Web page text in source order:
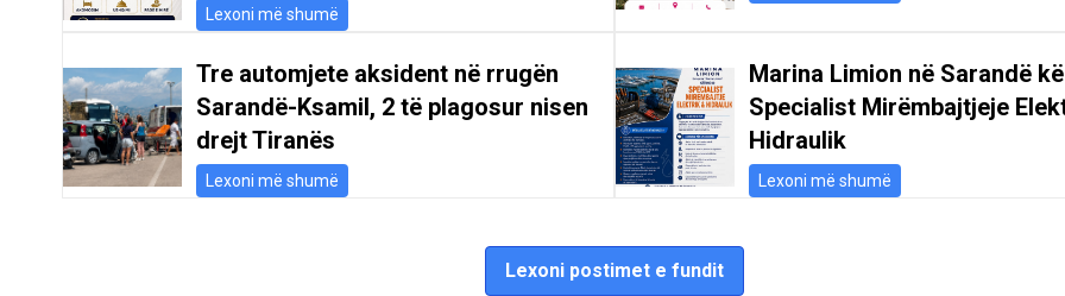
Lexoni më shumë
Tre automjete aksident në rrugën
Sarandë-Ksamil, 2 të plagosur nisen
drejt Tiranës
Lexoni më shumë
Marina Limion në Sarandë
Specialist Mirëmbajtjeje
Hidraulik
Lexoni më shumë
Lexoni postimet e fundit